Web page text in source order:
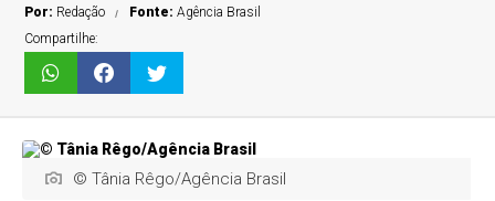
Por: Redação Fonte:Agência Brasil
Compartilhe:
© Tânia Rêgo/Agência Brasil